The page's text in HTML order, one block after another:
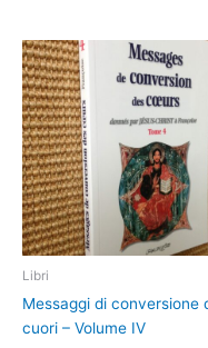
Libri
Messaggi di conversione
cuori – Volume IV